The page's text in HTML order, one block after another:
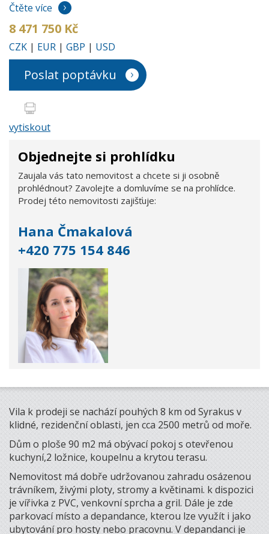
Čtěte více
8 471 750 Kč
CZK | EUR | GBP | USD
Poslat poptávku
vytiskout
Objednejte si prohlídku
Zaujala vás tato nemovitost a chcete si ji osobně
prohlédnout? Zavolejte a domluvíme se na prohlídce.
Prodej této nemovitosti zajišťuje:
Hana Čmakalová
+420 775 154 846
Vila k prodeji se nachází pouhých 8 km od Syrakus v
klidné, rezidenční oblasti, jen cca 2500 metrů od moře.
Dům o ploše 90 m2 má obývací pokoj s otevřenou
kuchyní,2 ložnice, koupelnu a krytou terasu.
Nemovitost má dobře udržovanou zahradu osázenou
trávníkem, živými ploty, stromy a květinami. k dispozici
je vířivka z PVC, venkovní sprcha a gril. Dále je zde
parkovací místo a depandance, kterou lze využít i jako
ubytování pro hosty nebo pracovnu. V depandanci je